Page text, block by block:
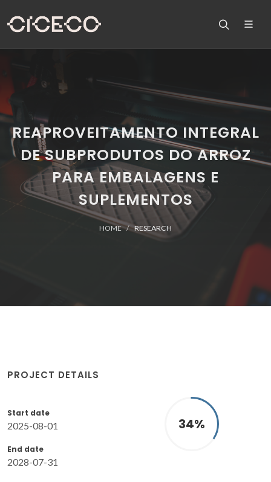
REAPROVEITAMENTO INTEGRAL
DE SUBPRODUTOS DO ARROZ
PARA EMBALAGENS E
SUPLEMENTOS
HOME RESEARCH
PROJECT DETAILS
Start date
2025-08-01
End date
2028-07-31
34%